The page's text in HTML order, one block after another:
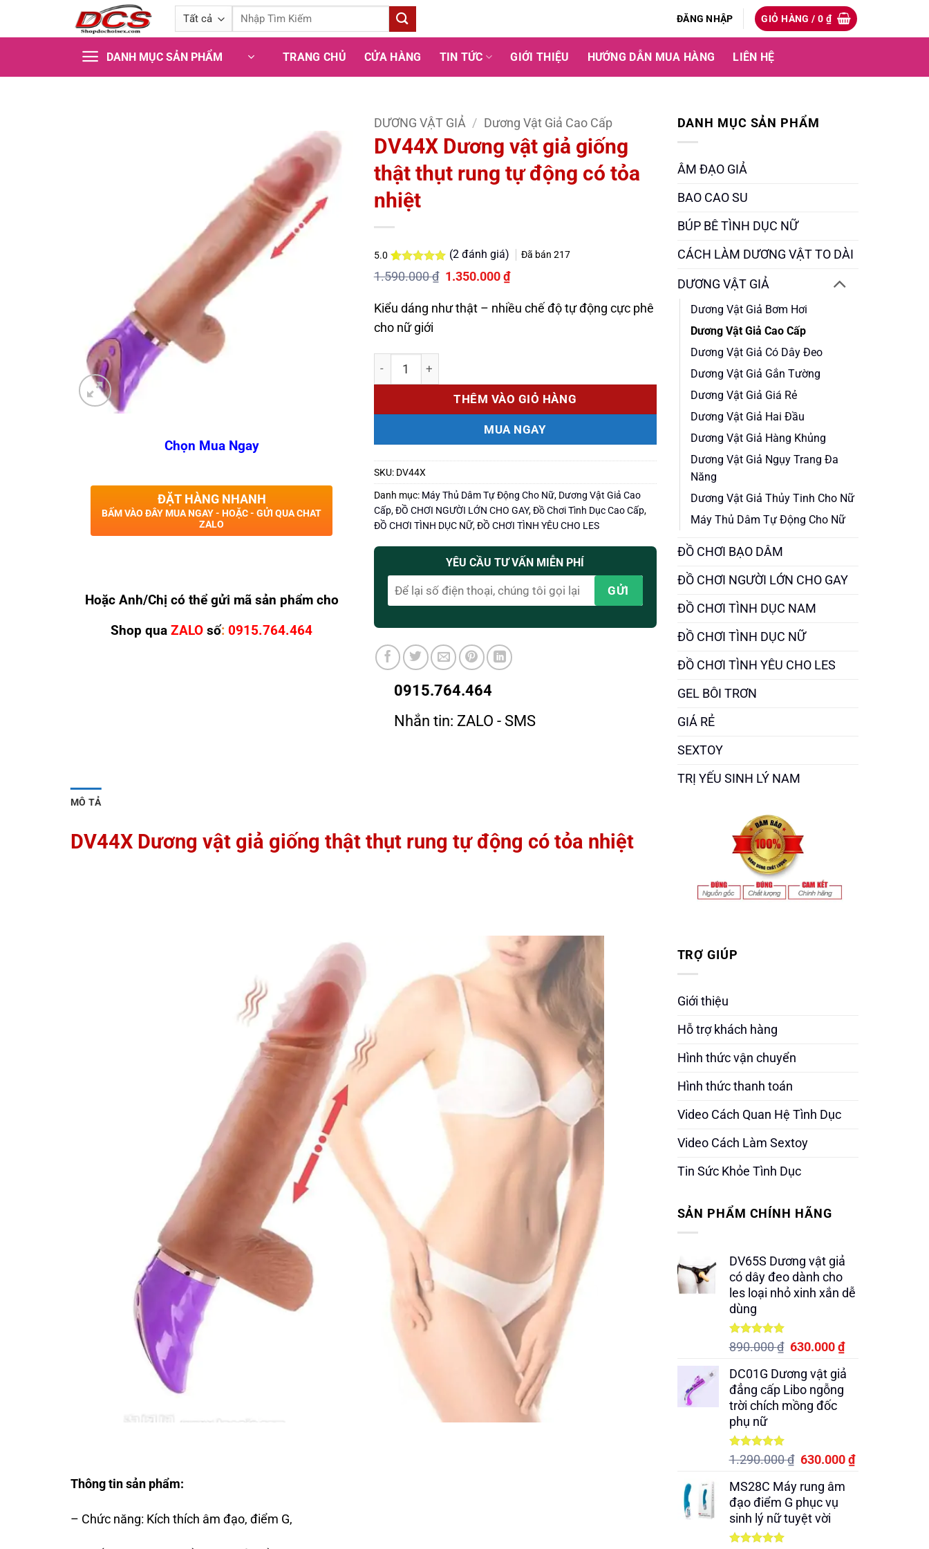
Tìm
ĐĂNG NHẬP GIỎ HÀNG /0 ₫
DANH MỤC SẢN PHẨM TRANG CHỦ CỬA HÀNG TIN TỨC GIỚI THIỆU HƯỚNG DẪN MUA HÀNG LIÊN HỆ
Chọn Mua Ngay
ĐẶT HÀNG NHANH
BẤM VÀO ĐÂY MUA NGAY - HOẶC - GỬI QUA CHAT
ZALO
Hoặc Anh/Chị có thể gửi mã sản phẩm cho
Shop qua ZALO số:0915.764.464
DƯƠNG VẬT GIẢ / Dương Vật Giả Cao Cấp
DV44X Dương vật giả giống
thật thụt rung tự động có tỏa
nhiệt
5.0
5.0trên 5
dựa trên
2
(2đánh giá) Đã bán 217
1.590.000₫ Giá
1.590.000 ₫.
1.350.000₫Giá
hiện
tại
là:
Kiểu dáng như thật – nhiều chế độ tự động cực phê
cho nữ giới
Số lượng
THÊM VÀO GIỎ HÀNG
MUA NGAY
SKU: DV44X
Danh mục: Máy Thủ Dâm Tự Động Cho Nữ, Dương Vật Giả Cao
Cấp,ĐỒ CHƠI NGƯỜI LỚN CHO GAY,Đồ Chơi Tình Dục Cao Cấp,
ĐỒ CHƠI TÌNH DỤC NỮ,ĐỒ CHƠI TÌNH YÊU CHO LES
YÊU CẦU TƯ VẤN MIỄN PHÍ
0915.764.464
Nhắn tin: ZALO - SMS
MÔ TẢ
DV44X Dương vật giả giống thật thụt rung tự động có tỏa nhiệt
Thông tin sản phẩm:
– Chức năng: Kích thích âm đạo, điểm G,
DANH MỤC SẢN PHẨM
ÂM ĐẠO GIẢ
BAO CAO SU
BÚP BÊ TÌNH DỤC NỮ
CÁCH LÀM DƯƠNG VẬT TO DÀI
DƯƠNG VẬT GIẢ
Dương Vật Giả Bơm Hơi
Dương Vật Giả Cao Cấp
Dương Vật Giả Có Dây Đeo
Dương Vật Giả Gắn Tường
Dương Vật Giả Giá Rẻ
Dương Vật Giả Hai Đầu
Dương Vật Giả Hàng Khủng
Dương Vật Giả Ngụy Trang Đa
Năng
Dương Vật Giả Thủy Tinh Cho Nữ
Máy Thủ Dâm Tự Động Cho Nữ
ĐỒ CHƠI BẠO DÂM
ĐỒ CHƠI NGƯỜI LỚN CHO GAY
ĐỒ CHƠI TÌNH DỤC NAM
ĐỒ CHƠI TÌNH DỤC NỮ
ĐỒ CHƠI TÌNH YÊU CHO LES
GEL BÔI TRƠN
GIÁ RẺ
SEXTOY
TRỊ YẾU SINH LÝ NAM
TRỢ GIÚP
Giới thiệu
Hỗ trợ khách hàng
Hình thức vận chuyển
Hình thức thanh toán
Video Cách Quan Hệ Tình Dục
Video Cách Làm Sextoy
Tin Sức Khỏe Tình Dục
SẢN PHẨM CHÍNH HÃNG
DV65S Dương vật giả
có dây đeo dành cho
les loại nhỏ xinh xắn dễ
dùng
Được xếp
hạng5.00
890.000₫ Giá
là:
890.000 ₫.
630.000₫Giá
tại
DC01G Dương vật giả
đẳng cấp Libo ngỗng
trời chích mồng đốc
phụ nữ
Được xếp
hạng5.00
1.290.000₫ Giá
là:
1.290.000 ₫.
630.000₫Giá
MS28C Máy rung âm
đạo điểm G phục vụ
sinh lý nữ tuyệt vời